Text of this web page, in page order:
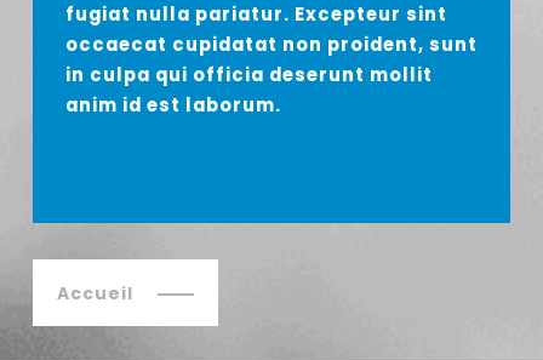
fugiat nulla pariatur. Excepteur sint
occaecat cupidatat non proident, sunt
in culpa qui officia deserunt mollit
anim id est laborum.
Accueil